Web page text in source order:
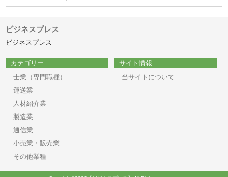
ビジネスプレス
ビジネスプレス
カテゴリー
士業（専門職種）
運送業
人材紹介業
製造業
通信業
小売業・販売業
その他業種
サイト情報
当サイトについて